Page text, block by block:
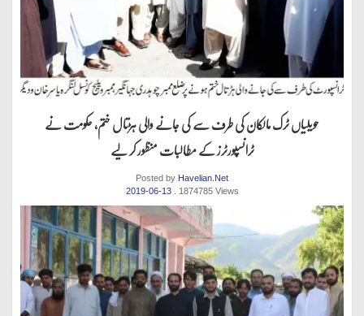
حویلیاں ٹرک مالکان کی طرف سے کی جانے والی ہڑتال ختم، حکومت نے
ٹرانسپورٹرز کے مطالبات منظور کر لیے
Posted by Havelian.Net
2019-06-13
. 1874785 Views